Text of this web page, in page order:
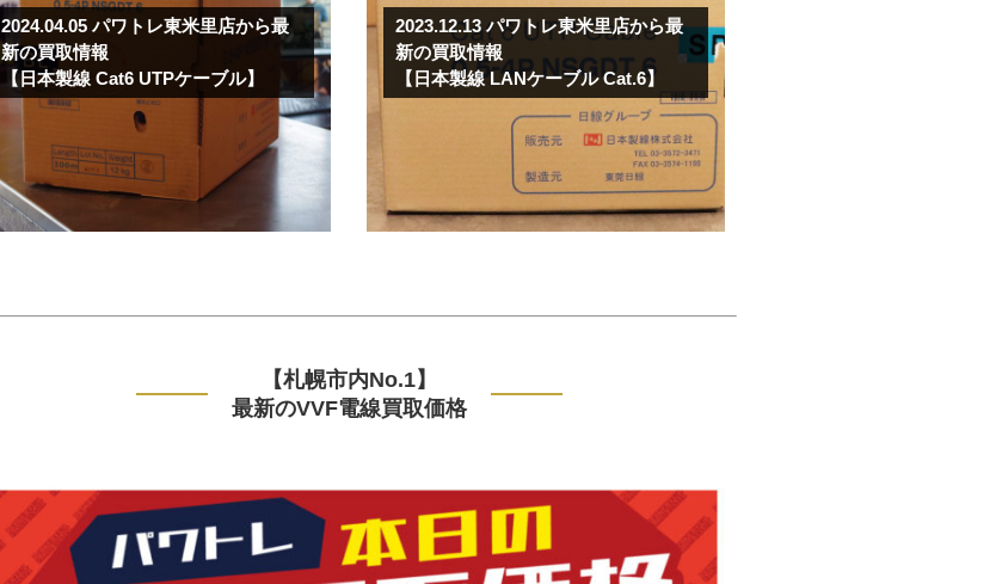
2024.04.05パワトレ東米里店から最
新の買取情報
【日本製線 Cat6 UTPケーブル】
2023.12.13パワトレ東米里店から最
新の買取情報
【日本製線 LANケーブル Cat.6】
【札幌市内No.1】
最新のVVF電線買取価格